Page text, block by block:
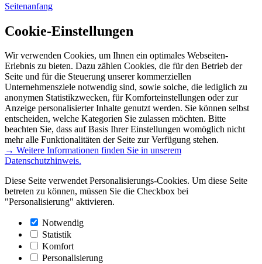
Seitenanfang
Cookie-Einstellungen
Wir verwenden Cookies, um Ihnen ein optimales Webseiten-
Erlebnis zu bieten. Dazu zählen Cookies, die für den Betrieb der
Seite und für die Steuerung unserer kommerziellen
Unternehmensziele notwendig sind, sowie solche, die lediglich zu
anonymen Statistikzwecken, für Komforteinstellungen oder zur
Anzeige personalisierter Inhalte genutzt werden. Sie können selbst
entscheiden, welche Kategorien Sie zulassen möchten. Bitte
beachten Sie, dass auf Basis Ihrer Einstellungen womöglich nicht
mehr alle Funktionalitäten der Seite zur Verfügung stehen.
→ Weitere Informationen finden Sie in unserem
Datenschutzhinweis.
Diese Seite verwendet Personalisierungs-Cookies. Um diese Seite
betreten zu können, müssen Sie die Checkbox bei
"Personalisierung" aktivieren.
Notwendig
Statistik
Komfort
Personalisierung